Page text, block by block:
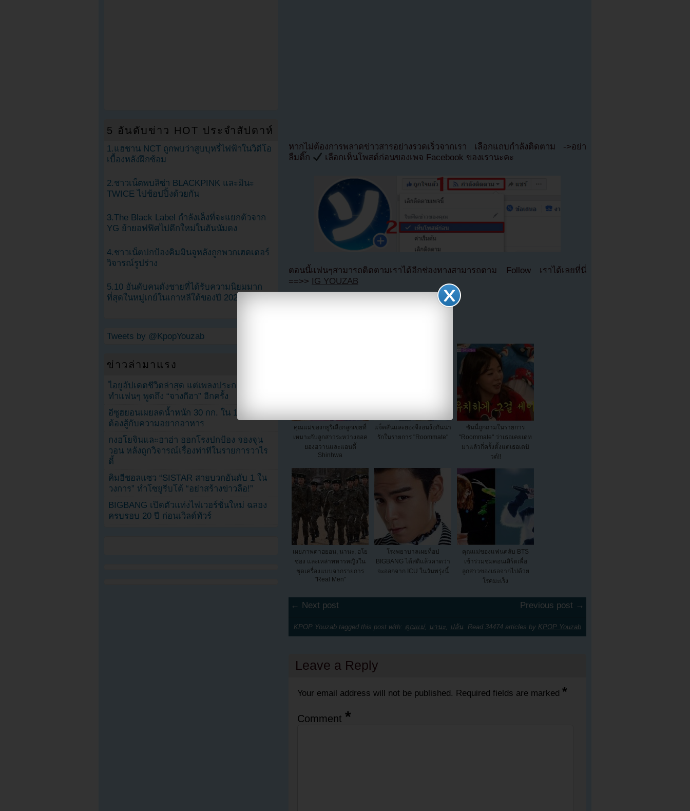
หากไม่ต้องการพลาดข่าวสารอย่างรวดเร็วจากเรา เลือกแถบกำลังติดตาม ->อย่า
ลืมติ๊ก
เลือกเห็นโพสต์ก่อนของเพจ Facebook ของเรานะคะ
ตอนนี้แฟนๆสามารถติดตามเราได้อีกช่องทางสามารถตาม Follow เราได้เลยที่นี่
==>>
IG YOUZAB
คุณแม่ของกยูริเลือกลูกเขยที่
เหมาะกับลูกสาวระหว่างฮอค
ยองฮวานและแอนดี้
Shinhwa
แจ็คสันและยองจีงอนง้อกันน่า
รักในรายการ "Roommate"
ซันนี่ถูกถามในรายการ
"Roommate" ว่าเธอเคยเดท
มาแล้วกี่ครั้งตั้งแต่เธอเดบิ
วต์!!
เผยภาพดาฮยอน, นานะ, ฮโย
ซอง และเหล่าทหารหญิงใน
ชุดเครื่องแบบจากรายการ
"Real Men"
โรงพยาบาลเผยท็อป
BIGBANG ได้สติแล้วคาดว่า
จะออกจาก ICU ในวันพรุ่งนี้
คุณแม่ของแฟนคลับ BTS
เข้าร่วมชมคอนเสิร์ตเพื่อ
ลูกสาวของเธอจากไปด้วย
โรคมะเร็ง
← Next post Previous post →
KPOP Youzab tagged this post with: คุณแม่, นานะ ปล้น Read 34474 articles by KPOP Youzab
Leave a Reply
Your email address will not be published. Required fields are marked *
Comment *
5 อันดับข่าว HOT ประจำสัปดาห์
1.แฮชาน NCT ถูกพบว่าสูบบุหรี่ไฟฟ้าในวิดีโอ
เบื้องหลังฝึกซ้อม
2.ชาวเน็ตพบลิซ่า BLACKPINK และมินะ
TWICE ไปช้อปปิ้งด้วยกัน
3.The Black Label กำลังเล็งที่จะแยกตัวจาก
YG ย้ายอฟฟิศไปตึกใหม่ในฮันนัมดง
4.ชาวเน็ตปกป้องคิมมินจูหลังถูกพวกเฮดเตอร์
วิจารณ์รูปร่าง
5.10 อันดับคนดังชายที่ได้รับความนิยมมาก
ที่สุดในหมู่เกย์ในเกาหลีใต้ของปี 2023
Tweets by @KpopYouzab
ข่าวล่ามาแรง
ไอยูอัปเดตชีวิตล่าสุด แต่เพลงประกอบโพสต์
ทำแฟนๆ พูดถึง “จางกีฮา” อีกครั้ง
อีซูฮยอนเผยลดน้ำหนัก 30 กก. ใน 1 ปี แต่ยัง
ต้องสู้กับความอยากอาหาร
กงฮโยจินและฮาฮ่า ออกโรงปกป้อง จองจุน
วอน หลังถูกวิจารณ์เรื่องท่าทีในรายการวาไร
ตี้
คิมฮีชอลแซว “SISTAR สายบวกอันดับ 1 ใน
วงการ” ทำโซยูรีบโต้ “อย่าสร้างข่าวลือ!”
BIGBANG เปิดตัวแท่งไฟเวอร์ชั่นใหม่ ฉลอง
ครบรอบ 20 ปี ก่อนเวิลด์ทัวร์